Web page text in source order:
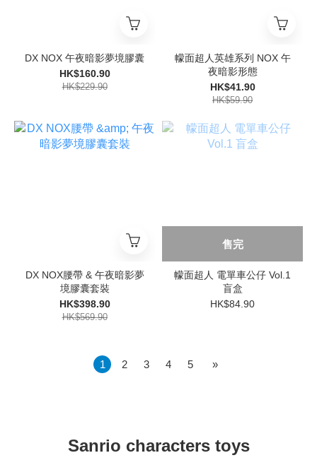
DX NOX 午夜暗影夢境膠囊
HK$160.90
HK$229.90
幪面超人英雄系列 NOX 午
夜暗影形態
HK$41.90
HK$59.90
DX NOX腰帶 & 午夜暗影夢
境膠囊套裝
HK$398.90
HK$569.90
售完
幪面超人 電單車公仔 Vol.1
盲盒
HK$84.90
1 2 3 4 5 »
Sanrio characters toys